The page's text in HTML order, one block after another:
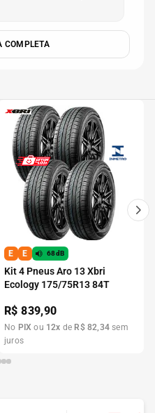
COMPLETA
E E 68dB
Kit 4 Pneus Aro 13 Xbri
Ecology 175/75R13 84T
R$839,90
No PIX ou 12x de R$ 82,34 sem
juros